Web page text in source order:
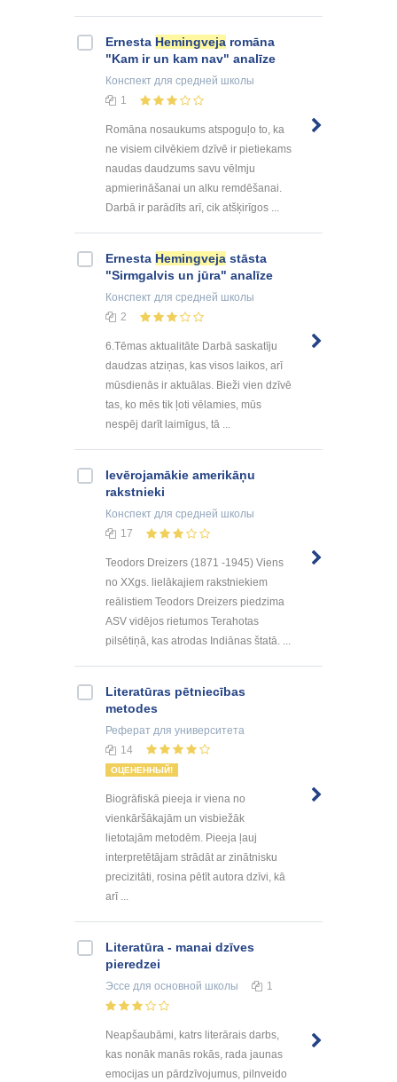
Ernesta Hemingveja romāna
"Kam ir un kam nav" analīze
Конспект для средней школы
1
Romāna nosaukums atspoguļo to, ka
ne visiem cilvēkiem dzīvē ir pietiekams
naudas daudzums savu vēlmju
apmierināšanai un alku remdēšanai.
Darbā ir parādīts arī, cik atšķirīgos ...
Ernesta Hemingveja stāsta
"Sirmgalvis un jūra" analīze
Конспект для средней школы
2
6.Tēmas aktualitāte Darbā saskatīju
daudzas atziņas, kas visos laikos, arī
mūsdienās ir aktuālas. Bieži vien dzīvē
tas, ko mēs tik ļoti vēlamies, mūs
nespēj darīt laimīgus, tā ...
Ievērojamākie amerikāņu
rakstnieki
Конспект для средней школы
17
Teodors Dreizers (1871 -1945) Viens
no XXgs. lielākajiem rakstniekiem
reālistiem Teodors Dreizers piedzima
ASV vidējos rietumos Terahotas
pilsētiņā, kas atrodas Indiānas štatā. ...
Literatūras pētniecības
metodes
Реферат для университета
14
ОЦЕНЕННЫЙ!
Biogrāfiskā pieeja ir viena no
vienkāršākajām un visbiežāk
lietotajām metodēm. Pieeja ļauj
interpretētājam strādāt ar zinātnisku
precizitāti, rosina pētīt autora dzīvi, kā
arī ...
Literatūra - manai dzīves
pieredzei
Эссе для основной школы 1
Neapšaubāmi, katrs literārais darbs,
kas nonāk manās rokās, rada jaunas
emocijas un pārdzīvojumus, pilnveido